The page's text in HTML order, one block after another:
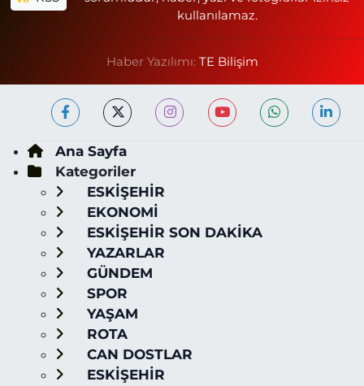
kullanılamaz.
Haber Yazılımı: TE Bilişim
Ana Sayfa
Kategoriler
ESKİŞEHİR
EKONOMİ
ESKİŞEHİR SON DAKİKA
YAZARLAR
GÜNDEM
SPOR
YAŞAM
ROTA
CAN DOSTLAR
ESKİŞEHİR